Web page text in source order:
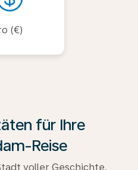
(€)
für Ihre
Reise
voller Geschichte,